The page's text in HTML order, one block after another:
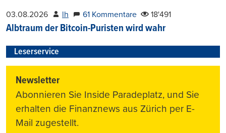
03.08.2026 lh 61 Kommentare 18'491
Albtraum der Bitcoin-Puristen wird wahr
Leserservice
Newsletter
Abonnieren Sie Inside Paradeplatz, und Sie
erhalten die Finanznews aus Zürich per E-
Mail zugestellt.